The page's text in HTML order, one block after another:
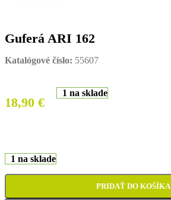
Guferá ARI 162
Katalógové číslo: 55607
18,90 €
1 na sklade
1 na sklade
PRIDAŤ DO KOŠÍKA